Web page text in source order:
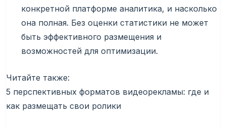
конкретной платформе аналитика, и насколько
она полная. Без оценки статистики не может
быть эффективного размещения и
возможностей для оптимизации.
Читайте также:
5 перспективных форматов видеорекламы: где и
как размещать свои ролики